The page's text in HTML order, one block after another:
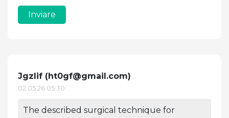
Inviare
Jgzlif (ht0gf@gmail.com)
02.05.26 05:30
The described surgical technique for